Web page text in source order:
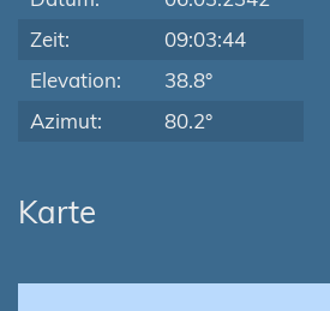
Zeit:
09:03:44
Elevation:
38.8°
Azimut:
80.2°
Karte